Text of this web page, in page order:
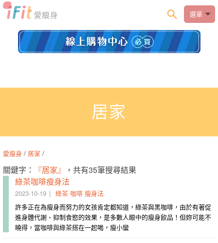
選單
居家
愛瘦身 / 居家 /
關鍵字： 『居家』
，共有35筆搜尋結果
綠茶咖啡瘦身法
2023-10-19 綠茶 咖啡 瘦身法
許多正在為瘦身而努力的女孩肯定都知道，綠茶與黑咖啡，由於有著促
進身體代謝、抑制食慾的效果，是多數人眼中的瘦身飲品！但妳可能不
曉得，當咖啡與綠茶搭在一起喝，瘦小蠻